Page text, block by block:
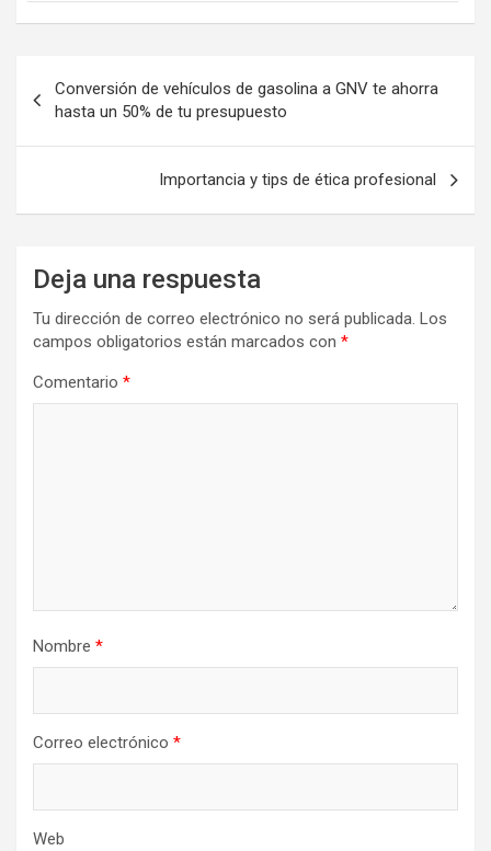
de
entradas
Conversión de vehículos de gasolina a GNV te ahorra
hasta un 50% de tu presupuesto
Importancia y tips de ética profesional
Deja una respuesta
Tu dirección de correo electrónico no será publicada. Los
campos obligatorios están marcados con *
Comentario *
Nombre *
Correo electrónico *
Web